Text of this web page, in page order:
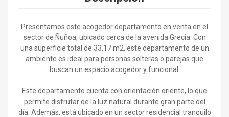
Presentamos este acogedor departamento en venta en el
sector de Ñuñoa, ubicado cerca de la avenida Grecia. Con
una superficie total de 33,17 m2, este departamento de un
ambiente es ideal para personas solteras o parejas que
buscan un espacio acogedor y funcional.
Este departamento cuenta con orientación oriente, lo que
permite disfrutar de la luz natural durante gran parte del
día. Además, está ubicado en un sector residencial tranquilo